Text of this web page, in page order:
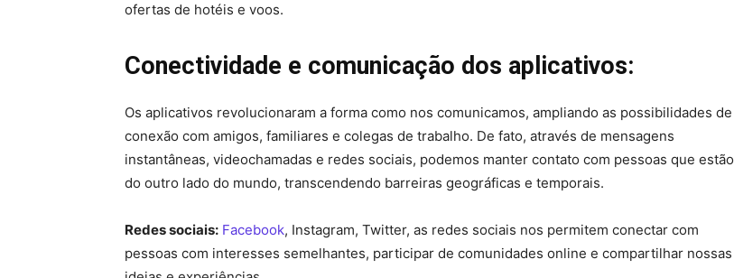
ofertas de hotéis e voos.
Conectividade e comunicação dos aplicativos:
Os aplicativos revolucionaram a forma como nos comunicamos, ampliando as possibilidades de
conexão com amigos, familiares e colegas de trabalho. De fato, através de mensagens
instantâneas, videochamadas e redes sociais, podemos manter contato com pessoas que estão
do outro lado do mundo, transcendendo barreiras geográficas e temporais.
Redes sociais: Facebook, Instagram, Twitter, as redes sociais nos permitem conectar com
pessoas com interesses semelhantes, participar de comunidades online e compartilhar nossas